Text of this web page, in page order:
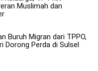
Muslimah dan
Buruh Migran dari TPPO,
Dorong Perda di Sulsel